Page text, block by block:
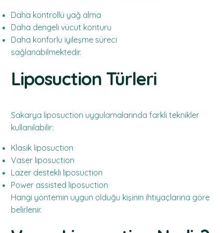
Daha kontrollü yağ alma
Daha dengeli vücut konturu
Daha konforlu iyileşme süreci
sağlanabilmektedir.
Liposuction Türleri
Sakarya liposuction uygulamalarında farklı teknikler
kullanılabilir:
Klasik liposuction
Vaser liposuction
Lazer destekli liposuction
Power assisted liposuction
Hangi yöntemin uygun olduğu kişinin ihtiyaçlarına göre
belirlenir.